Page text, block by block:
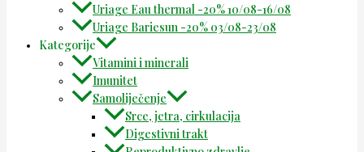
Uriage Eau thermal -20% 10/08-16/08
Uriage Bariesun -20% 03/08-23/08
Kategorije
Vitamini i minerali
Imunitet
Samoliječenje
Srce, jetra, cirkulacija
Digestivni trakt